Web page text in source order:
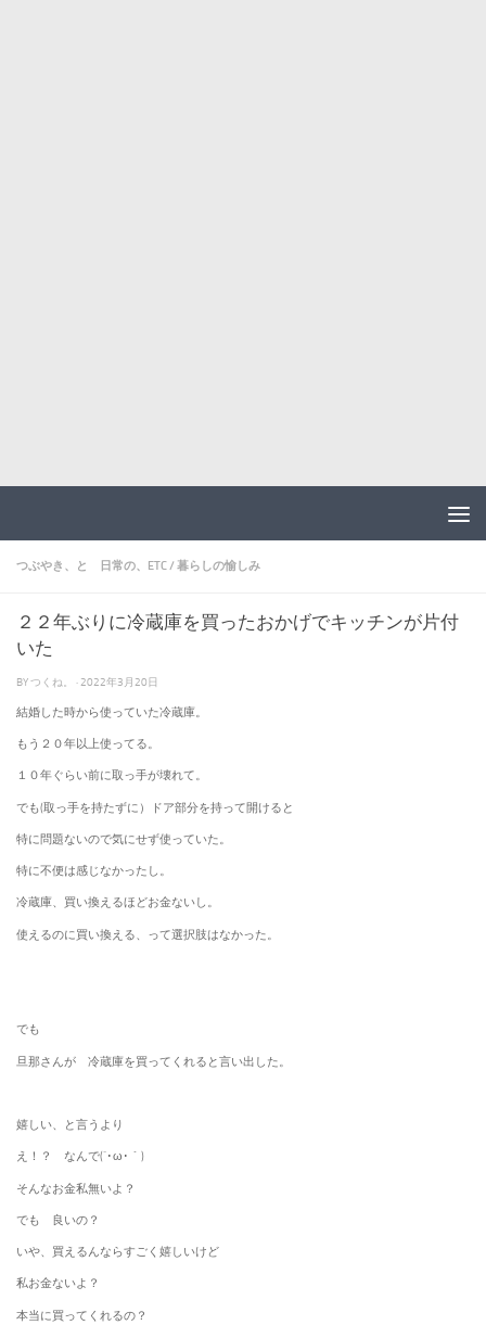
つぶやき、と 日常の、ETC/ 暮らしの愉しみ
２２年ぶりに冷蔵庫を買ったおかげでキッチンが片付
いた
BYつくね。 · 2022年3月20日
結婚した時から使っていた冷蔵庫。
もう２０年以上使ってる。
１０年ぐらい前に取っ手が壊れて。
でも(取っ手を持たずに）ドア部分を持って開けると
特に問題ないので気にせず使っていた。
特に不便は感じなかったし。
冷蔵庫、買い換えるほどお金ないし。
使えるのに買い換える、って選択肢はなかった。
でも
旦那さんが 冷蔵庫を買ってくれると言い出した。
嬉しい、と言うより
え！？ なんで(´･ω･｀)
そんなお金私無いよ？
でも 良いの？
いや、買えるんならすごく嬉しいけど
私お金ないよ？
本当に買ってくれるの？